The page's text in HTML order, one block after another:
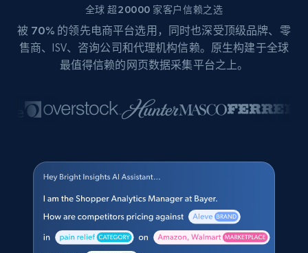
全球 超20000 家客户信赖之选
被 70% 的领先电商平台选用，同时也深受顶级品牌、零
售商、ISV、咨询公司和代理机构信赖。原生构建于全球
最值得信赖的网页数据采集平台之上。